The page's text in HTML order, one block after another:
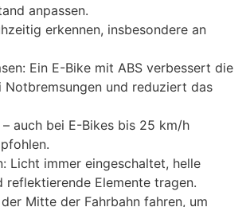
anpassen.
erkennen, insbesondere an
Ein E-Bike mit ABS verbessert die
Notbremsungen und reduziert das
auch bei E-Bikes bis 25 km/h
Licht immer eingeschaltet, helle
reflektierende Elemente tragen.
Mitte der Fahrbahn fahren, um